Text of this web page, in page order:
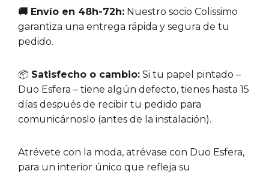
🚚 Envío en 48h-72h: Nuestro socio Colissimo
garantiza una entrega rápida y segura de tu
pedido.
📦 Satisfecho o cambio: Si tu papel pintado –
Duo Esfera – tiene algún defecto, tienes hasta 15
días después de recibir tu pedido para
comunicárnoslo (antes de la instalación).
Atrévete con la moda, atrévase con Duo Esfera,
para un interior único que refleja su